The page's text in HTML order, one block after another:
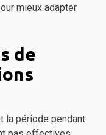
mieux adapter
de
la période pendant